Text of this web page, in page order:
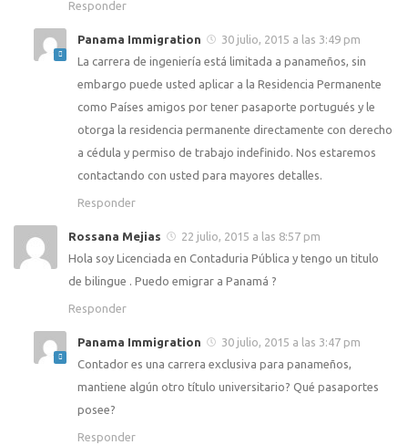
Responder
Panama Immigration
30 julio, 2015 a las 3:49 pm
La carrera de ingeniería está limitada a panameños, sin
embargo puede usted aplicar a la Residencia Permanente
como Países amigos por tener pasaporte portugués y le
otorga la residencia permanente directamente con derecho
a cédula y permiso de trabajo indefinido. Nos estaremos
contactando con usted para mayores detalles.
Responder
Rossana Mejias
22 julio, 2015 a las 8:57 pm
Hola soy Licenciada en Contaduria Pública y tengo un titulo
de bilingue . Puedo emigrar a Panamá ?
Responder
Panama Immigration
30 julio, 2015 a las 3:47 pm
Contador es una carrera exclusiva para panameños,
mantiene algún otro título universitario? Qué pasaportes
posee?
Responder